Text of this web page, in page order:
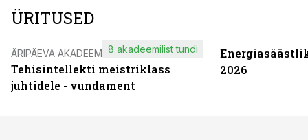
ÜRITUSED
ÄRIPÄEVA AKADEEMIA
Tehisintellekti meistriklass
juhtidele - vundament
8 akadeemilist tundi
2026